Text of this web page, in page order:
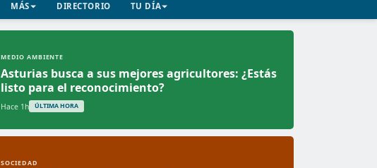
MÁS DIRECTORIO TU DÍA
MEDIO AMBIENTE
Asturias busca a sus mejores agricultores: ¿Estás
listo para el reconocimiento?
Hace 1h ÚLTIMA HORA
SOCIEDAD